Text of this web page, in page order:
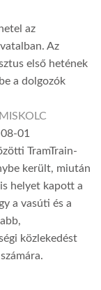
az
Az
első hetének
a dolgozók
01
TramTrain-
került, miután
helyet kapott a
a vasúti és a
közlekedést